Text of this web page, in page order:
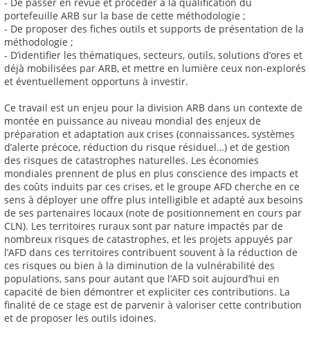
portefeuille ARB sur la base de cette méthodologie ;
- De proposer des fiches outils et supports de présentation de la
méthodologie ;
- D’identifier les thématiques, secteurs, outils, solutions d’ores et
déjà mobilisées par ARB, et mettre en lumière ceux non-explorés
et éventuellement opportuns à investir.
Ce travail est un enjeu pour la division ARB dans un contexte de
montée en puissance au niveau mondial des enjeux de
préparation et adaptation aux crises (connaissances, systèmes
d’alerte précoce, réduction du risque résiduel…) et de gestion
des risques de catastrophes naturelles. Les économies
mondiales prennent de plus en plus conscience des impacts et
des coûts induits par ces crises, et le groupe AFD cherche en ce
sens à déployer une offre plus intelligible et adapté aux besoins
de ses partenaires locaux (note de positionnement en cours par
CLN). Les territoires ruraux sont par nature impactés par de
nombreux risques de catastrophes, et les projets appuyés par
l’AFD dans ces territoires contribuent souvent à la réduction de
ces risques ou bien à la diminution de la vulnérabilité des
populations, sans pour autant que l’AFD soit aujourd’hui en
capacité de bien démontrer et expliciter ces contributions. La
finalité de ce stage est de parvenir à valoriser cette contribution
et de proposer les outils idoines.